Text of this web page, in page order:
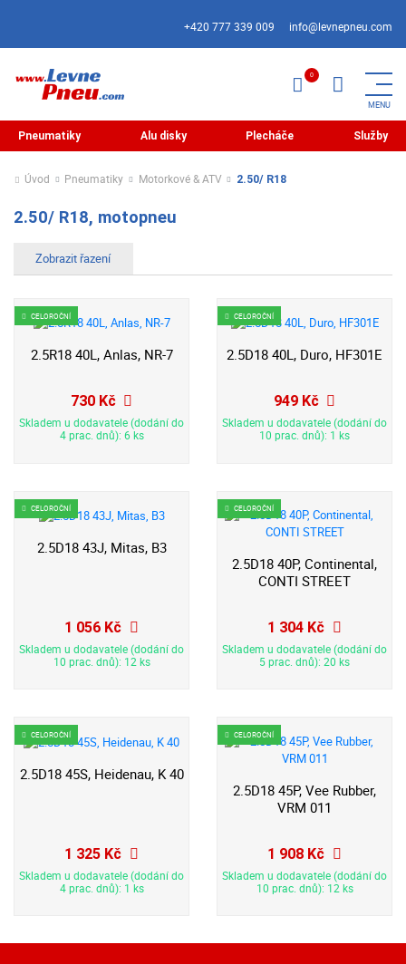
+420 777 339 009 info@levnepneu.com
Pneumatiky Alu disky Plecháče Služby
Úvod Pneumatiky Motorkové & ATV 2.50/ R18
2.50/ R18, motopneu
CELOROČNÍ
2.5R18 40L, Anlas, NR-7
730 Kč
Skladem u dodavatele (dodání do
4 prac. dnů): 6 ks
CELOROČNÍ
2.5D18 40L, Duro, HF301E
949 Kč
Skladem u dodavatele (dodání do
10 prac. dnů): 1 ks
CELOROČNÍ
2.5D18 43J, Mitas, B3
1 056 Kč
Skladem u dodavatele (dodání do
10 prac. dnů): 12 ks
CELOROČNÍ
2.5D18 40P, Continental,
CONTI STREET
1 304 Kč
Skladem u dodavatele (dodání do
5 prac. dnů): 20 ks
CELOROČNÍ
2.5D18 45S, Heidenau, K 40
1 325 Kč
Skladem u dodavatele (dodání do
4 prac. dnů): 1 ks
CELOROČNÍ
2.5D18 45P, Vee Rubber,
VRM 011
1 908 Kč
Skladem u dodavatele (dodání do
10 prac. dnů): 12 ks